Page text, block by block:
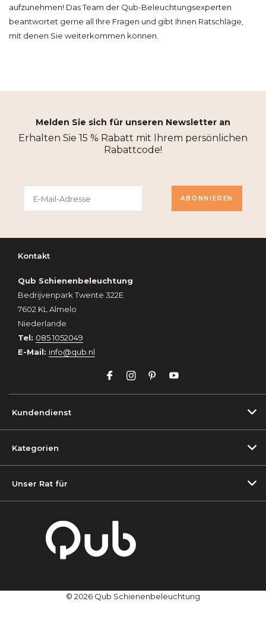
aufzunehmen! Das Team der Qub-Beleuchtungsexperten
beantwortet gerne all Ihre Fragen und gibt Ihnen Ratschläge,
mit denen Sie weiterkommen können.
Melden Sie sich für unseren Newsletter an
Erhalten Sie 15 % Rabatt mit Ihrem persönlichen
Rabattcode!
ABONNIEREN
Kontakt
Qub Schienenbeleuchtung
Bedrijvenpark Twente 322E
7602 KL Almelo
Niederlande
Tel: 085 1052049
E-Mail: info@qub.nl
Kundendienst
Kategorien
Unser Rat für
© 2026 Qub Schienenbeleuchtung